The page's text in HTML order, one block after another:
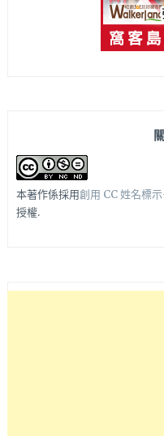
本著作係採用創用 CC 姓名標
授權.